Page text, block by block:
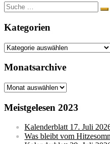
Suche
nach:
Kategorien
Kategorien
Monatsarchive
Monatsarchive
Meistgelesen 2023
Kalenderblatt 17. Juli
Was bleibt vom